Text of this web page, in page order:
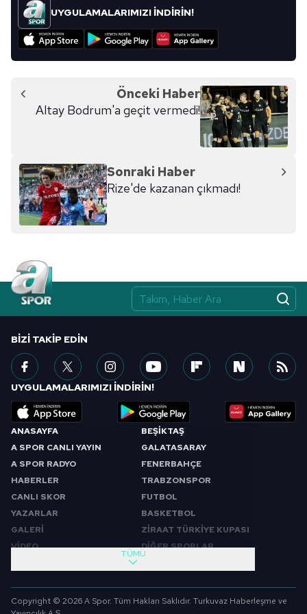
kullanılmaktadır. Bu çerezler vasıtasıyla çeşitli kişisel
verileriniz işlenmekte olup gerekli olan çerezler bilgi
toplumu hizmetlerinin sunulması amacıyla
reklam/pazarlama faaliyetlerinin yapılması, amaçlarıyla
sınırlı olarak açık rızanız dahilinde kullanılacaktır.
Çerezlere ilişkin tercihlerinizi aşağıda yer alan panel
için Ayarlar butonuna tıklayabilir,Çerez Bilgilendirme
Metnimiziziyaret edebilirsiniz.
6698 sayılı Kişisel Verilerin Korunması Kanunu uyarınca
almak için lütfen
UYGULAMALARIMIZI İNDİRİN!
Önceki Haber
Altay Bodrum'a geçit vermedi!
Sonraki Haber
Rize'de kazanan çıkmadı!
ANASAYFA
A SPOR CANLI YAYIN
A SPOR RADYO
HABERLER
CANLI SKOR
YAZARLAR
GALERİ
VİDEO
BEŞİKTAŞ
GALATASARAY
FENERBAHÇE
TRABZONSPOR
FUTBOL
BASKETBOL
ZİRAAT TÜRKİYE KUPASI
DİĞER SPORLAR
SABAH SPORU
FUTBOL
TÜMÜ
BIZI TAKIP EDIN
UYGULAMALARIMIZI İNDİRİN!
Copyright © 2026 A Spor. Tüm Hakları Saklıdır. Turkuvaz Haberleşme ve